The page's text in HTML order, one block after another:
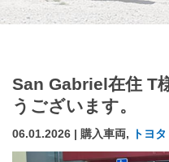
San Gabriel在住 T
うございます。
06.01.2026 | 購入車両, トヨ